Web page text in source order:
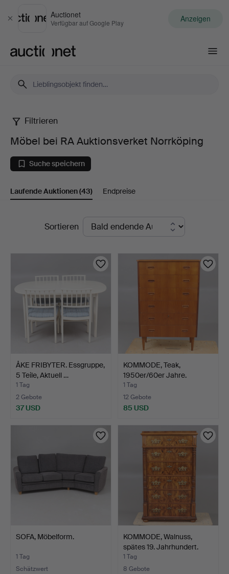
Schließen
Auctionet
Verfügbar auf Google Play Anzeigen
Möbel
bei
RA
Auktionsverket
Norrköping
Filtrieren
Möbel bei RA Auktionsverket Norrköping
Suche speichern
Laufende Auktionen(43) Endpreise
LaufendeSortieren
ÅKE FRIBYTER. Essgruppe,
5 Teile, Aktuell …
1 Tag
2 Gebote
37 USD
KOMMODE, Teak,
1950er/60er Jahre.
1 Tag
12 Gebote
85 USD
SOFA, Möbelform.
1 Tag
Schätzwert
KOMMODE, Walnuss,
spätes 19. Jahrhundert.
1 Tag
8 Gebote